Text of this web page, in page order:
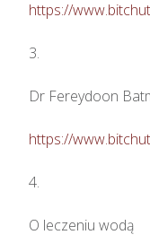
https://
3.
Dr Fereydoon
https://
4.
O leczeniu wodą